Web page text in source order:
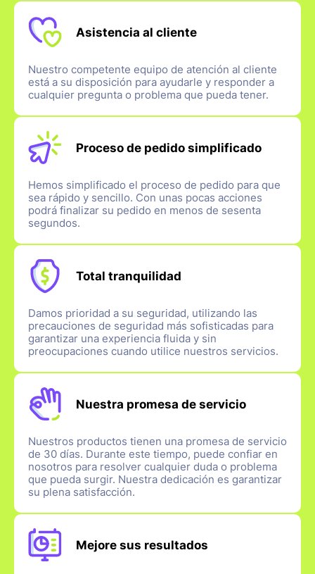
Asistencia al cliente
Nuestro competente equipo de atención al cliente
está a su disposición para ayudarle y responder a
cualquier pregunta o problema que pueda tener.
Proceso de pedido simplificado
Hemos simplificado el proceso de pedido para que
sea rápido y sencillo. Con unas pocas acciones
podrá finalizar su pedido en menos de sesenta
segundos.
Total tranquilidad
Damos prioridad a su seguridad, utilizando las
precauciones de seguridad más sofisticadas para
garantizar una experiencia fluida y sin
preocupaciones cuando utilice nuestros servicios.
Nuestra promesa de servicio
Nuestros productos tienen una promesa de servicio
de 30 días. Durante este tiempo, puede confiar en
nosotros para resolver cualquier duda o problema
que pueda surgir. Nuestra dedicación es garantizar
su plena satisfacción.
Mejore sus resultados